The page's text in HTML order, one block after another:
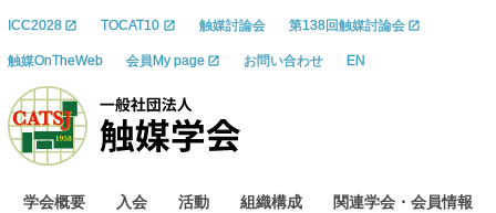
ICC2028 TOCAT10 触媒討論会 第138回触媒討論会
触媒OnTheWeb 会員My page お問い合わせ EN
学会概要 入会 活動 組織構成 関連学会 ・ 会員情報